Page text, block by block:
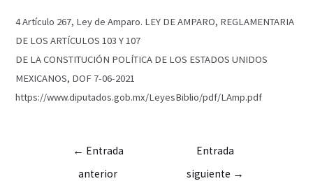
4 Artículo 267, Ley de Amparo. LEY DE AMPARO, REGLAMENTARIA
DE LOS ARTÍCULOS 103 Y 107
DE LA CONSTITUCIÓN POLÍTICA DE LOS ESTADOS UNIDOS
MEXICANOS, DOF 7-06-2021
https://www.diputados.gob.mx/LeyesBiblio/pdf/LAmp.pdf
← Entrada
anterior
Entrada
siguiente →